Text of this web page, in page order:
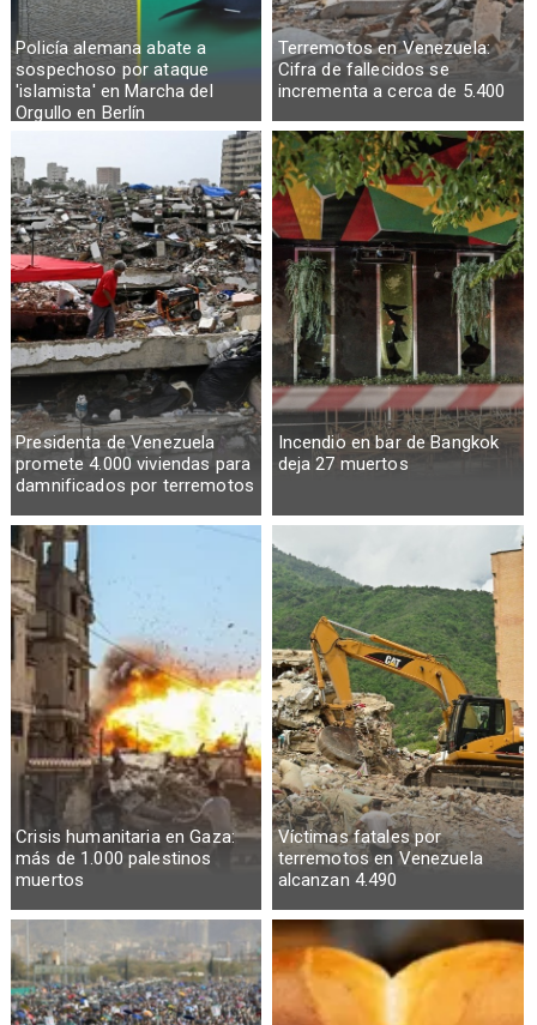
Policía alemana abate a
sospechoso por ataque
'islamista' en Marcha del
Orgullo en Berlín
Terremotos en Venezuela:
Cifra de fallecidos se
incrementa a cerca de 5.400
Presidenta de Venezuela
promete 4.000 viviendas para
damnificados por terremotos
Incendio en bar de Bangkok
deja 27 muertos
Crisis humanitaria en Gaza:
más de 1.000 palestinos
muertos
Víctimas fatales por
terremotos en Venezuela
alcanzan 4.490